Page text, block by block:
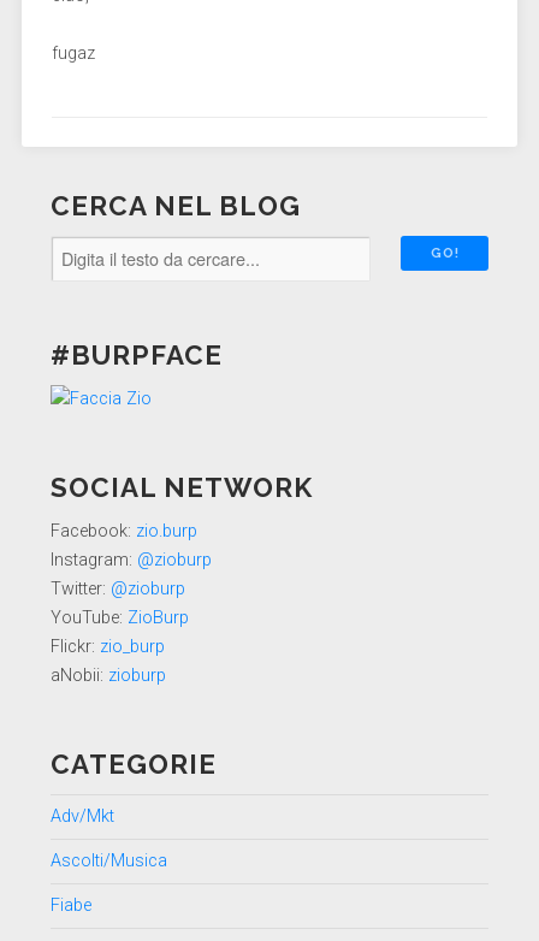
fugaz
CERCA NEL BLOG
#BURPFACE
SOCIAL NETWORK
Facebook: zio.burp
Instagram: @zioburp
Twitter: @zioburp
YouTube: ZioBurp
Flickr: zio_burp
aNobii: zioburp
CATEGORIE
Adv/Mkt
Ascolti/Musica
Fiabe